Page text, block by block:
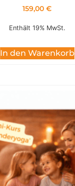
159,00 €
Enthält 19% MwSt.
In den Warenkorb